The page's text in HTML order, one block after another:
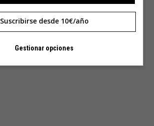
Suscribirse desde 10€/año
Gestionar opciones